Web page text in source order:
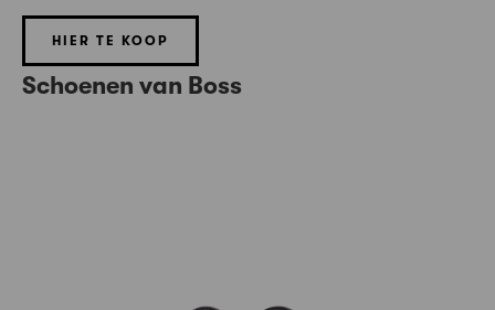
HIER TE KOOP
Schoenen van Boss